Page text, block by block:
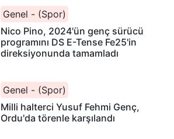
Genel - (Spor)
Nico Pino, 2024'ün genç sürücü
programını DS E-Tense Fe25'in
direksiyonunda tamamladı
Genel - (Spor)
Milli halterci Yusuf Fehmi Genç,
Ordu'da törenle karşılandı